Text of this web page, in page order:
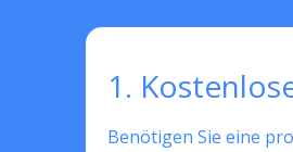
1.
Benötigen Sie eine